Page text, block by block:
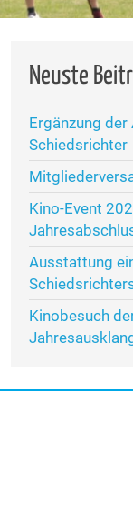
Neuste
Ergänzung
Schiedsrichter
Kino-Event
Ausstattung
Kinobesuch